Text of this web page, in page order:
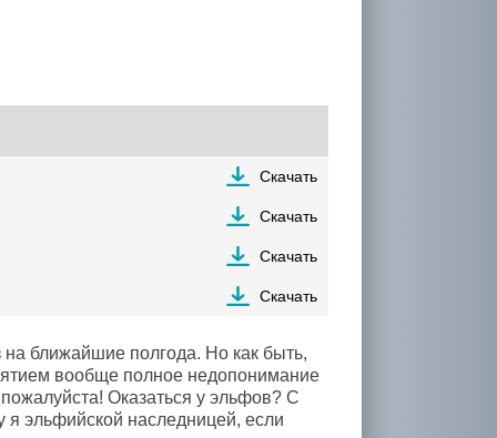
Скачать
Скачать
Скачать
Скачать
ближайшие полгода. Но как быть,
вообще полное недопонимание
Оказаться у эльфов? С
я эльфийской наследницей, если